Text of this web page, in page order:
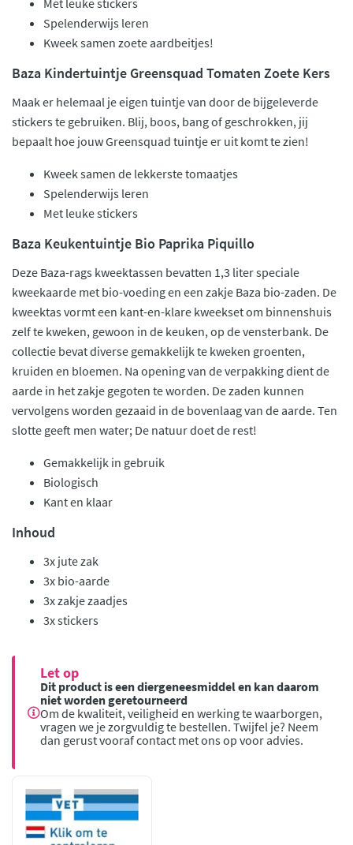
Met leuke stickers
Spelenderwijs leren
Kweek samen zoete aardbeitjes!
Baza Kindertuintje Greensquad Tomaten Zoete Kers
Maak er helemaal je eigen tuintje van door de bijgeleverde
stickers te gebruiken. Blij, boos, bang of geschrokken, jij
bepaalt hoe jouw Greensquad tuintje er uit komt te zien!
Kweek samen de lekkerste tomaatjes
Spelenderwijs leren
Met leuke stickers
Baza Keukentuintje Bio Paprika Piquillo
Deze Baza-rags kweektassen bevatten 1,3 liter speciale
kweekaarde met bio-voeding en een zakje Baza bio-zaden. De
kweektas vormt een kant-en-klare kweekset om binnenshuis
zelf te kweken, gewoon in de keuken, op de vensterbank. De
collectie bevat diverse gemakkelijk te kweken groenten,
kruiden en bloemen. Na opening van de verpakking dient de
aarde in het zakje gegoten te worden. De zaden kunnen
vervolgens worden gezaaid in de bovenlaag van de aarde. Ten
slotte geeft men water; De natuur doet de rest!
Gemakkelijk in gebruik
Biologisch
Kant en klaar
Inhoud
3x jute zak
3x bio-aarde
3x zakje zaadjes
3x stickers
Let op
Dit product is een diergeneesmiddel en kan daarom
niet worden geretourneerd
Om de kwaliteit, veiligheid en werking te waarborgen,
vragen we je zorgvuldig te bestellen. Twijfel je? Neem
dan gerust vooraf contact met ons op voor advies.